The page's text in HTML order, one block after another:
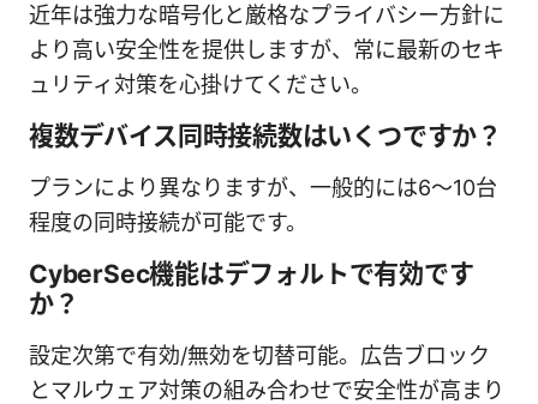
近年は強力な暗号化と厳格なプライバシー方針に
より高い安全性を提供しますが、常に最新のセキ
ュリティ対策を心掛けてください。
複数デバイス同時接続数はいくつですか？
プランにより異なりますが、一般的には6～10台
程度の同時接続が可能です。
CyberSec機能はデフォルトで有効です
か？
設定次第で有効/無効を切替可能。広告ブロック
とマルウェア対策の組み合わせで安全性が高まり